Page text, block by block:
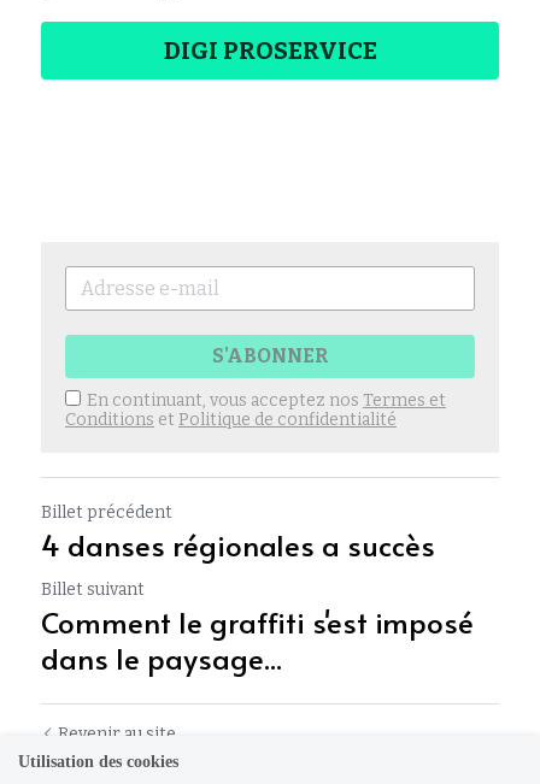
DIGI PROSERVICE
S'ABONNER
En continuant, vous acceptez nos Termes et
Conditions et Politique de confidentialité
Billet précédent
4 danses régionales a succès
Billet suivant
Comment le graffiti s'est imposé
dans le paysage...
Revenir au site
Utilisation des cookies